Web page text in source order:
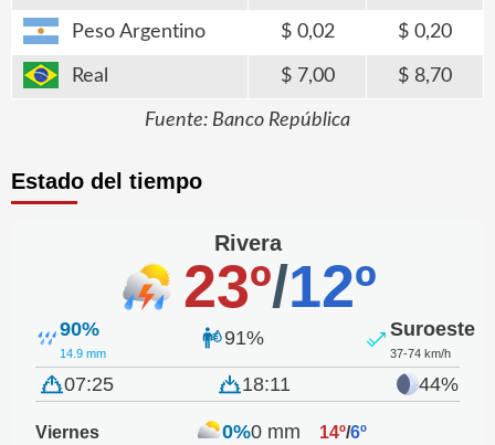
Peso Argentino 0,02 0,20
Real 7,00 8,70
Fuente: Banco República
Estado del tiempo
Rivera
23º/12º
90%
14.9 mm
91% Suroeste
37-74 km/h
07:25 18:11 44%
Viernes 0%0 mm 14º/6º